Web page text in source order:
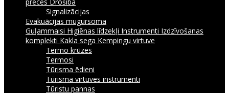
Signalizācijas
Evakuācijas mugursoma
Guļammaisi Higiēnas līdzekļi Instrumenti Izdzīvošanas
komplekti Kakla sega Kempingu virtuve
Termo krūzes
Termosi
Tūrisma ēdieni
Tūrisma virtuves instrumenti
Tūristu pannas